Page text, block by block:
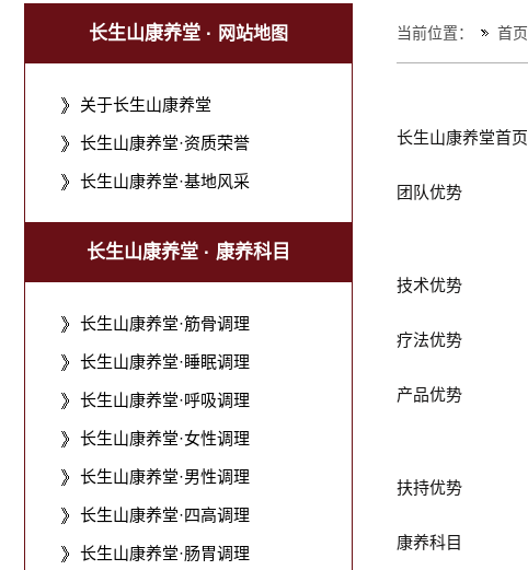
长生山康养堂 · 网站地图
关于长生山康养堂
长生山康养堂·资质荣誉
长生山康养堂·基地风采
长生山康养堂 · 康养科目
长生山康养堂·筋骨调理
长生山康养堂·睡眠调理
长生山康养堂·呼吸调理
长生山康养堂·女性调理
长生山康养堂·男性调理
长生山康养堂·四高调理
长生山康养堂·肠胃调理
当前位置： 首页
长生山康养堂首页
团队优势
技术优势
疗法优势
产品优势
扶持优势
康养科目